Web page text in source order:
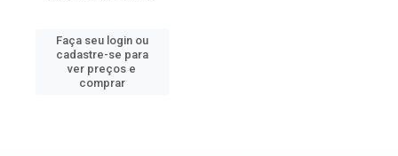
Faça seu login ou
cadastre-se para
ver preços e
comprar